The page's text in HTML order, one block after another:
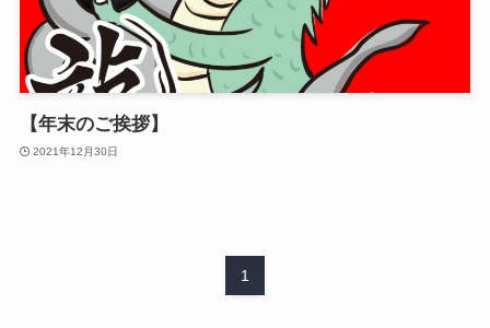
【年末のご挨拶】
2021年12月30日
1